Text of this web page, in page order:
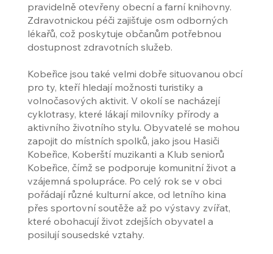
pravidelně otevřeny obecní a farní knihovny.
Zdravotnickou péči zajišťuje osm odborných
lékařů, což poskytuje občanům potřebnou
dostupnost zdravotních služeb.
Kobeřice jsou také velmi dobře situovanou obcí
pro ty, kteří hledají možnosti turistiky a
volnočasových aktivit. V okolí se nacházejí
cyklotrasy, které lákají milovníky přírody a
aktivního životního stylu. Obyvatelé se mohou
zapojit do místních spolků, jako jsou Hasiči
Kobeřice, Koberští muzikanti a Klub seniorů
Kobeřice, čímž se podporuje komunitní život a
vzájemná spolupráce. Po celý rok se v obci
pořádají různé kulturní akce, od letního kina
přes sportovní soutěže až po výstavy zvířat,
které obohacují život zdejších obyvatel a
posilují sousedské vztahy.